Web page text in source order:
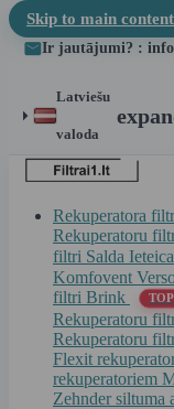
Skip to main content
Ir jautājumi? :
Latviešu
valoda
Rekuperatora
Rekuperatoru
filtri Salda
Komfovent
filtri Brink
TOP
Rekuperatoru
Rekuperatoru
Flexit
rekuperatoriem
Zehnder siltuma